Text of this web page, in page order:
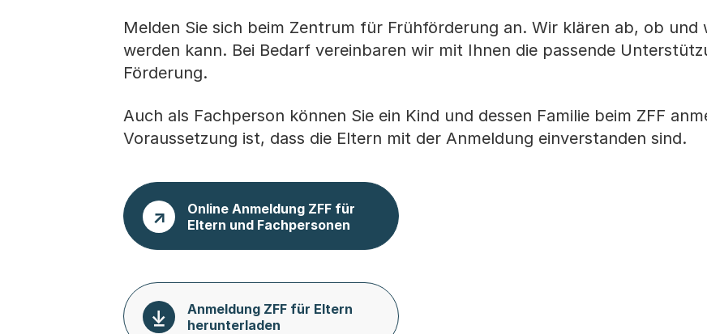
Melden Sie sich beim Zentrum für Frühförderung an. Wir klären ab, ob und
werden kann. Bei Bedarf vereinbaren wir mit Ihnen die passende
Förderung.
Auch als Fachperson können Sie ein Kind und dessen Familie beim ZFF
Voraussetzung ist, dass die Eltern mit der Anmeldung einverstanden sind.
Online Anmeldung ZFF für
Eltern und Fachpersonen
Anmeldung ZFF für Eltern
herunterladen